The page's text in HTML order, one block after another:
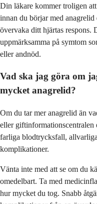
Din läkare kommer troligen
innan du börjar med
övervaka ditt hjärtas respons.
uppmärksamma på symtom
eller andnöd.
Vad ska jag göra om
mycket anagrelid?
Om du tar mer anagrelid än
eller giftinformationscentralen
farliga blodtrycksfall,
komplikationer.
Vänta inte med att se om du
omedelbart. Ta med
hur mycket du tog. Snabb